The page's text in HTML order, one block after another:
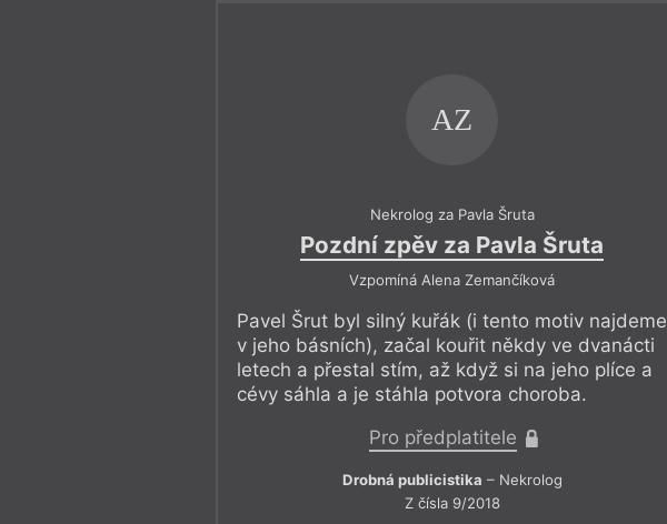
AZ
Nekrolog za Pavla Šruta
Pozdní zpěv za Pavla Šruta
Vzpomíná Alena Zemančíková
Pavel Šrut byl silný kuřák (i tento motiv najdeme
v jeho básních), začal kouřit někdy ve dvanácti
letech a přestal stím, až když si na jeho plíce a
cévy sáhla a je stáhla potvora choroba.
Pro předplatitele
Drobná publicistika – Nekrolog
Z čísla 9/2018